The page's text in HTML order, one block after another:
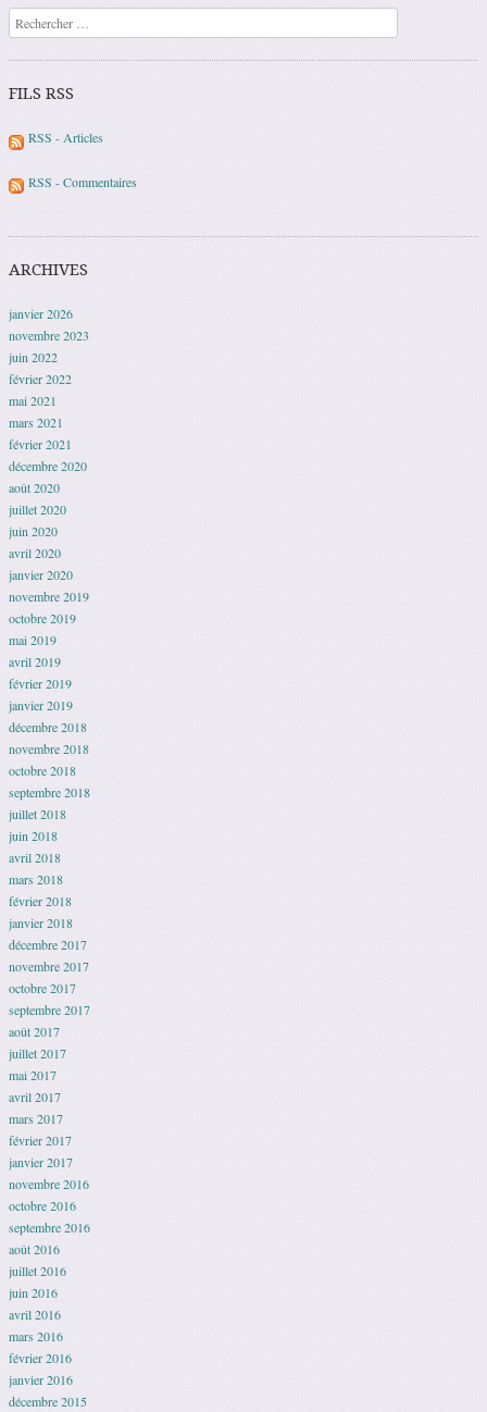
Recherche
FILS RSS
RSS - Articles
RSS - Commentaires
ARCHIVES
janvier 2026
novembre 2023
juin 2022
février 2022
mai 2021
mars 2021
février 2021
décembre 2020
août 2020
juillet 2020
juin 2020
avril 2020
janvier 2020
novembre 2019
octobre 2019
mai 2019
avril 2019
février 2019
janvier 2019
décembre 2018
novembre 2018
octobre 2018
septembre 2018
juillet 2018
juin 2018
avril 2018
mars 2018
février 2018
janvier 2018
décembre 2017
novembre 2017
octobre 2017
septembre 2017
août 2017
juillet 2017
mai 2017
avril 2017
mars 2017
février 2017
janvier 2017
novembre 2016
octobre 2016
septembre 2016
août 2016
juillet 2016
juin 2016
avril 2016
mars 2016
février 2016
janvier 2016
décembre 2015